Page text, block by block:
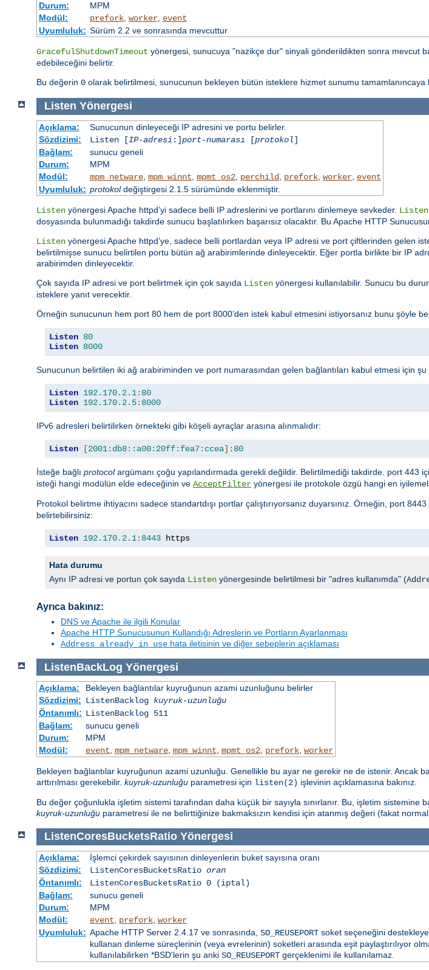
Durum:
MPM
Modül:
prefork, worker, event
Uyumluluk: Sürüm 2.2 ve sonrasında mevcuttur
GracefulShutdownTimeout yönergesi, sunucuya "nazikçe dur" sinyali gönderildikten sonra mevcut
edebileceğini belirtir.
Bu değerin 0 olarak belirtilmesi, sunucunun bekleyen bütün isteklere hizmet sunumu
Listen Yönergesi
Açıklama:
Sunucunun dinleyeceği IP adresini ve portu belirler.
Sözdizimi:
Listen [IP-adresi :]port-numarası [protokol]
Bağlam:
sunucu geneli
Durum:
MPM
Modül:
mpm_netware, mpm_winnt mpmt_os2, perchild, prefork, worker, event
Uyumluluk: protokoldeğiştirgesi 2.1.5 sürümünde eklenmiştir.
Listen yönergesi Apache httpd’yi sadece belli IP adreslerini ve portlarını dinlemeye sevkeder. Listen
dosyasında bulunmadığı takdirde sunucu başlatılırken başarısız olacaktır. Bu Apache HTTP
Listen yönergesi Apache httpd’ye, sadece belli portlardan veya IP adresi ve port çiftlerinden gelen
belirtilmişse sunucu belirtilen portu bütün ağ arabirimlerinde dinleyecektir. Eğer portla birlikte bir IP
arabirimden dinleyecektir.
Çok sayıda IP adresi ve port belirtmek için çok sayıda Listen yönergesi kullanılabilir. Sunucu bu
isteklere yanıt verecektir.
Örneğin sunucunun hem port 80 hem de port 8000’den istek kabul etmesini istiyorsanız bunu şöyle
Listen 80
Listen 8000
Sunucunun belirtilen iki ağ arabiriminden ve port numarasından gelen bağlantıları kabul etmesi için şu
Listen 192.170. 2.1: 80
Listen 192.170. 2.5: 8000
IPv6 adresleri belirtilirken örnekteki gibi köşeli ayraçlar arasına alınmalıdır:
Listen [2001:db8::a00:20ff:fea7:ccea]: 80
İsteğe bağlı protocolargümanı çoğu yapılandırmada gerekli değildir. Belirtilmediği takdirde. port 443
isteği hangi modülün elde edeceğinin ve AcceptFilter yönergesi ile protokole özgü hangi en
Protokol belirtme ihtiyacını sadece standartdışı portlar çalıştırıyorsanız duyarsınız. Örneğin, port
belirtebilirsiniz:
Listen 192.170. 2.1: 8443 https
Hata durumu
Aynı IP adresi ve portun çok sayıda Listen yönergesinde belirtilmesi bir "adres kullanımda" (
Ayrıca bakınız:
DNS ve Apache ile ilgili Konular
Apache HTTP Sunucusunun Kullandığı Adreslerin ve Portların Ayarlanması
Address already in use hata iletisinin ve diğer sebeplerin açıklaması
ListenBackLog Yönergesi
Açıklama:
Bekleyen bağlantılar kuyruğunun azami uzunluğunu belirler
Sözdizimi: ListenBacklog kuyruk-uzunluğu
Öntanımlı: ListenBacklog 511
Bağlam:
sunucu geneli
Durum:
MPM
Modül:
event, mpm_netware, mpm_winnt, mpmt_os2, prefork, worker
Bekleyen bağlantılar kuyruğunun azami uzunluğu. Genellikle bu ayar ne gerekir ne de istenir. Ancak
arttırılması gerekebilir. kuyruk-uzunluğu parametresi için listen(2) işlevinin açıklamasına bakınız.
Bu değer çoğunlukla işletim sistemi tarafından daha küçük bir sayıyla sınırlanır. Bu, işletim sistemine
kuyruk-uzunluğu parametresi ile ne belirttiğinize bakmaksızın kendisi için atanmış değeri (fakat
ListenCoresBucketsRatio Yönergesi
Açıklama:
İşlemci çekirdek sayısının dinleyenlerin buket sayısına oranı
Sözdizimi:
ListenCoresBucketsRatio oran
Öntanımlı:
ListenCoresBucketsRatio 0 (iptal)
Bağlam:
sunucu geneli
Durum:
MPM
Modül:
event prefork, worker
Uyumluluk: Apache HTTP Server 2.4.17 ve sonrasında, SO_REUSEPORTsoket seçeneğini
kullanan dinleme süreçlerinin (veya evrelerinin) soketleri arasında eşit paylaştırılıyor
kullanılabilirken *BSD'lerin şu anki SO_REUSEPORTgerçeklenimi ile kullanılamaz.